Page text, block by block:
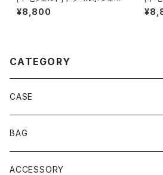
トLONG -シロクマ-
¥8,800
ト
CATEGORY
CASE
BAG
ACCESSORY